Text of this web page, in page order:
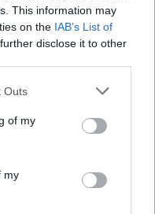
This information may
on the IAB’s List of
disclose it to other
Outs
of my
my ποιότητα σμίγει